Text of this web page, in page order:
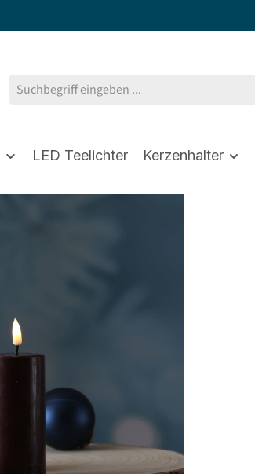
LED Teelichter Kerzenhalter